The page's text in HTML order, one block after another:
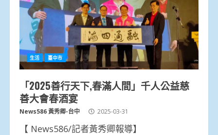
生活 臺中市
「2025善行天下,春滿人間」千人公益慈
善大會春酒宴
News586 黃秀卿-台中 2025-03-31
【 News586/記者黃秀卿報導】